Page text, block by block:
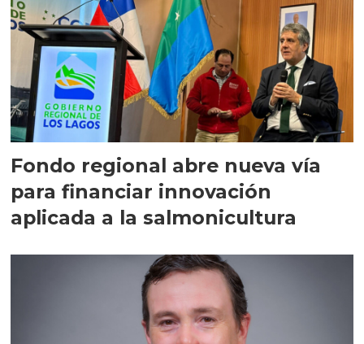
Fondo regional abre nueva vía
para financiar innovación
aplicada a la salmonicultura